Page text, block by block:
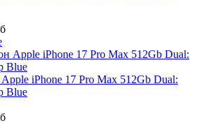
iPhone 17 Pro Max 512Gb Dual:
Blue